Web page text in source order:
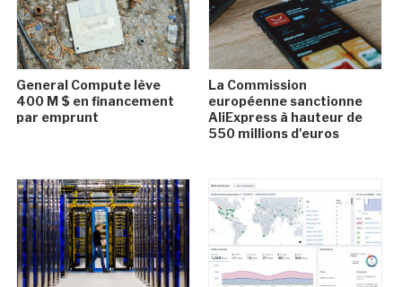
General Compute lève
400 M $ en financement
par emprunt
La Commission
européenne sanctionne
AliExpress à hauteur de
550 millions d'euros